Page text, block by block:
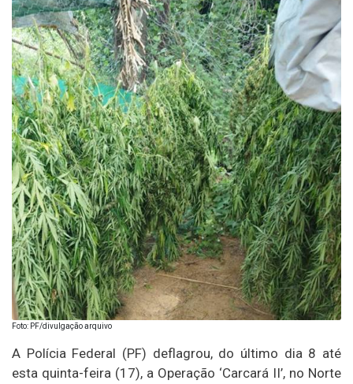
Foto: PF/divulgação arquivo
A Polícia Federal (PF) deflagrou, do último dia 8 até
esta quinta-feira (17), a Operação ‘Carcará II’, no Norte